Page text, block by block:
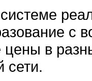
с
цены в
сети.